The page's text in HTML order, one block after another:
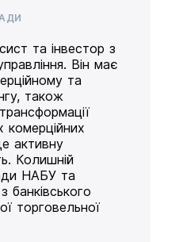
та інвестор з
Він має
та
також
комерційних
активну
Колишній
НАБУ та
банківського
торговельної